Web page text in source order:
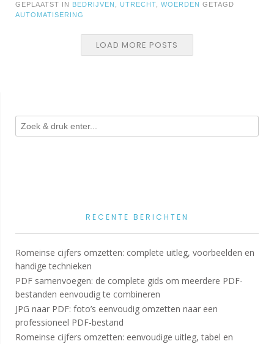
GEPLAATST IN BEDRIJVEN UTRECHT WOERDEN GETAGD
AUTOMATISERING
LOAD MORE POSTS
RECENTE BERICHTEN
Romeinse cijfers omzetten: complete uitleg, voorbeelden en
handige technieken
PDF samenvoegen: de complete gids om meerdere PDF-
bestanden eenvoudig te combineren
JPG naar PDF: foto’s eenvoudig omzetten naar een
professioneel PDF-bestand
Romeinse cijfers omzetten: eenvoudige uitleg, tabel en